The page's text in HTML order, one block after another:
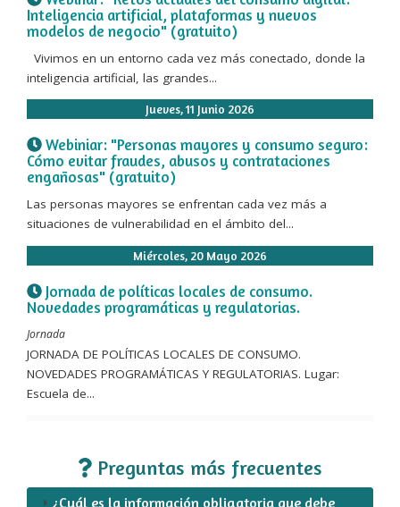
Inteligencia artificial, plataformas y nuevos
modelos de negocio" (gratuito)
Vivimos en un entorno cada vez más conectado, donde la
inteligencia artificial, las grandes...
Jueves, 11 Junio 2026
Webiniar: "Personas mayores y consumo seguro:
Cómo evitar fraudes, abusos y contrataciones
engañosas" (gratuito)
Las personas mayores se enfrentan cada vez más a
situaciones de vulnerabilidad en el ámbito del...
Miércoles, 20 Mayo 2026
Jornada de políticas locales de consumo.
Novedades programáticas y regulatorias.
Jornada
JORNADA DE POLÍTICAS LOCALES DE CONSUMO.
NOVEDADES PROGRAMÁTICAS Y REGULATORIAS. Lugar:
Escuela de...
Preguntas más frecuentes
¿Cuál es la información obligatoria que debe